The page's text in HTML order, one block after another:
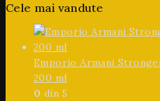
Cele mai vandute
Emporio Armani
200 ml
0 din 5